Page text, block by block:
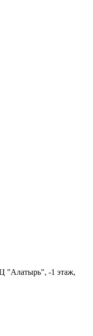
"Алатырь", -1 этаж,